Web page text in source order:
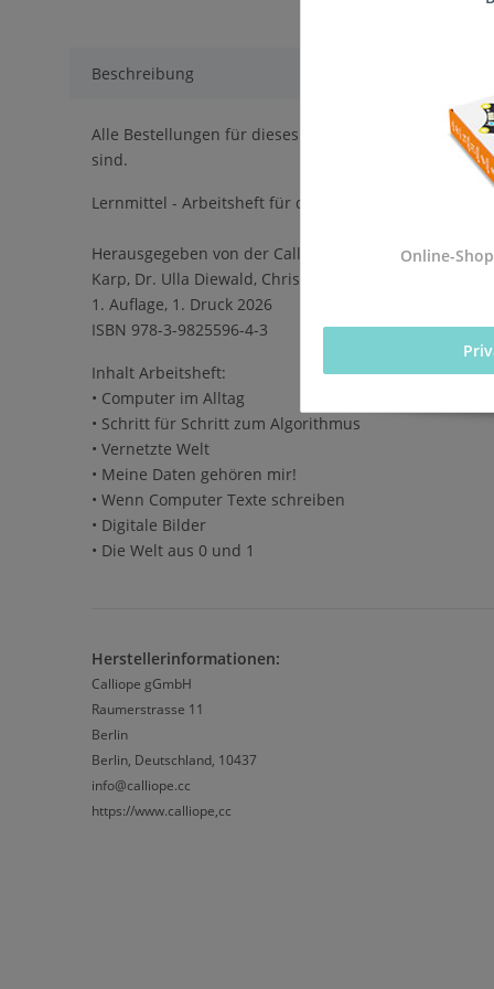
Beschreibung
Alle Bestellungen für dieses Produkt werden direkt
sind.
Lernmittel - Arbeitsheft für die Einführung des
Herausgegeben von der Calliope gGmbH in
Karp, Dr. Ulla Diewald, Christian Heinz, Oliver
1. Auflage, 1. Druck 2026
ISBN 978-3-9825596-4-3
Inhalt Arbeitsheft:
• Computer im Alltag
• Schritt für Schritt zum Algorithmus
• Vernetzte Welt
• Meine Daten gehören mir!
• Wenn Computer Texte schreiben
• Digitale Bilder
• Die Welt aus 0 und 1
Herstellerinformationen:
Calliope gGmbH
Raumerstrasse 11
Berlin
Berlin, Deutschland, 10437
info@calliope.cc
https://www.calliope,cc
Online-